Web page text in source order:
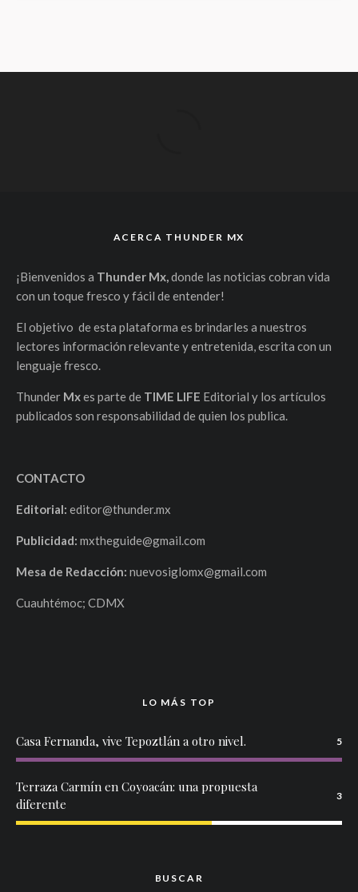
ACERCA THUNDER MX
¡Bienvenidos a Thunder Mx,donde las noticias cobran vida
con un toque fresco y fácil de entender!
El objetivo de esta plataforma es brindarles a nuestros
lectores información relevante y entretenida, escrita con un
lenguaje fresco.
Thunder Mxes parte de TIME LIFE Editorial y los artículos
publicados son responsabilidad de quien los publica.
CONTACTO
Editorial: editor@thunder.mx
Publicidad: mxtheguide@gmail.com
Mesa de Redacción: nuevosiglomx@gmail.com
Cuauhtémoc; CDMX
LO MÁS TOP
Casa Fernanda, vive Tepoztlán a otro nivel. 5
Terraza Carmín en Coyoacán: una propuesta
diferente
3
BUSCAR